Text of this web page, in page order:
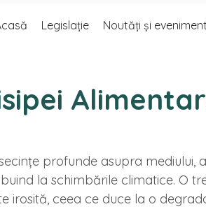
Legislație Noutăți și
profunde asupra mediului,
la schimbările climatice. O
irosită, ceea ce duce la o